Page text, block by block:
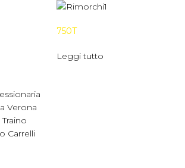
750T
Leggi tutto